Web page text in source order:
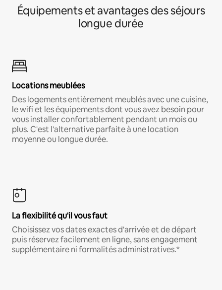
Équipements et avantages des séjours
longue durée
Locations meublées
Des logements entièrement meublés avec une cuisine,
le wifi et les équipements dont vous avez besoin pour
vous installer confortablement pendant un mois ou
plus. C'est l'alternative parfaite à une location
moyenne ou longue durée.
La flexibilité qu'il vous faut
Choisissez vos dates exactes d'arrivée et de départ
puis réservez facilement en ligne, sans engagement
supplémentaire ni formalités administratives.*